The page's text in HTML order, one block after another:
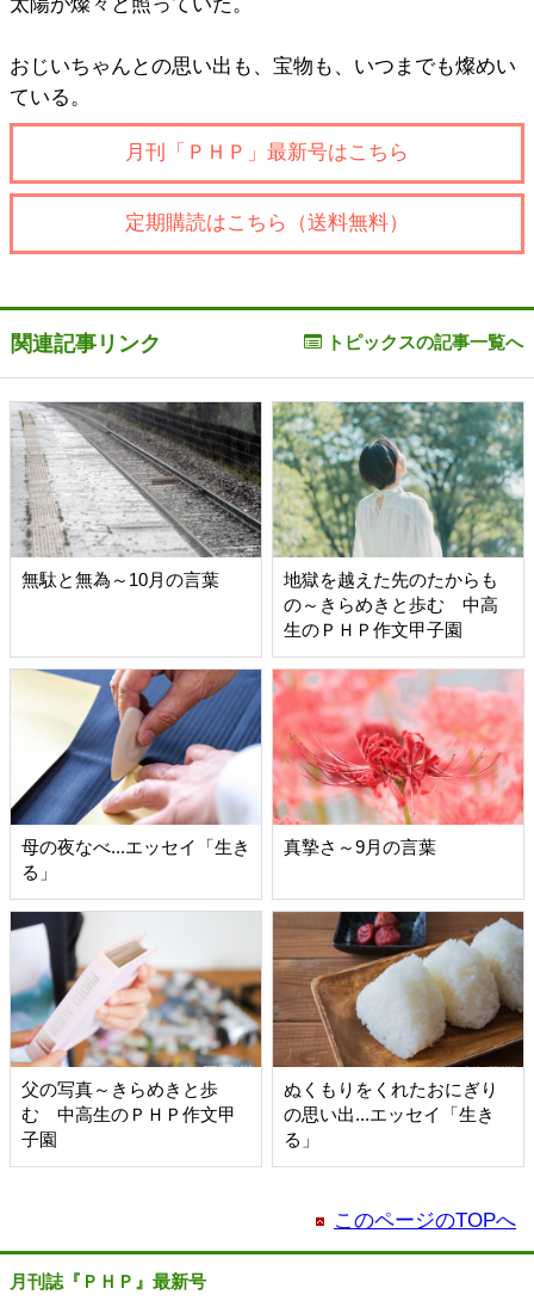
おじいちゃんとの思い出も、宝物も、いつまでも燦めい
ている。
月刊「ＰＨＰ」最新号はこちら
定期購読はこちら（送料無料）
関連記事リンク トピックスの記事一覧へ
無駄と無為～10月の言葉
地獄を越えた先のたからも
の～きらめきと歩む 中高
生のＰＨＰ作文甲子園
母の夜なべ...エッセイ「生き
る」
真摯さ～9月の言葉
父の写真～きらめきと歩
む 中高生のＰＨＰ作文甲
子園
ぬくもりをくれたおにぎり
の思い出...エッセイ「生き
る」
このページのTOPへ
月刊誌『ＰＨＰ』最新号